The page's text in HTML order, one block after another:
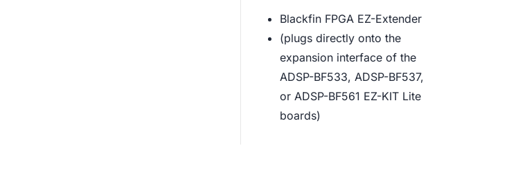
Blackfin FPGA EZ-Extender
(plugs directly onto the
expansion interface of the
ADSP-BF533, ADSP-BF537,
or ADSP-BF561 EZ-KIT Lite
boards)